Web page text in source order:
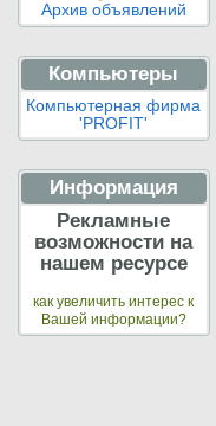
Архив объявлений
Компьютеры
Компьютерная фирма
'PROFIT'
Информация
Рекламные
возможности на
нашем ресурсе
как увеличить интерес к
Вашей информации?